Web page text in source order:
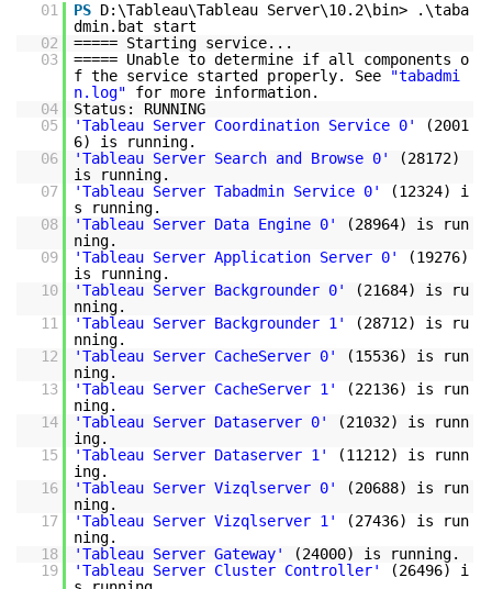
01 PS D:\Tableau\Tableau Server\10.2\bin> .\taba
dmin.bat start
02
===== Starting service...
03
===== Unable to determine if all components o
f the service started properly. See
"tabadmi
n.log"
for more information.
04
Status: RUNNING
05
'Tableau Server Coordination Service 0'
(2001
6) is running.
06
'Tableau Server Search and Browse 0'
(28172)
is running.
07
'Tableau Server Tabadmin Service 0'
(12324) i
s running.
08
'Tableau Server Data Engine 0'
(28964) is run
ning.
09
'Tableau Server Application Server 0'
(19276)
is running.
10
'Tableau Server Backgrounder 0'
(21684) is ru
nning.
11
'Tableau Server Backgrounder 1'
(28712) is ru
nning.
12
'Tableau Server CacheServer 0'
(15536) is run
ning.
13
'Tableau Server CacheServer 1'
(22136) is run
ning.
14
'Tableau Server Dataserver 0'
(21032) is runn
ing.
15
'Tableau Server Dataserver 1'
(11212) is runn
ing.
16
'Tableau Server Vizqlserver 0'
(20688) is run
ning.
17
'Tableau Server Vizqlserver 1'
(27436) is run
ning.
18
'Tableau Server Gateway'
(24000) is running.
19
'Tableau Server Cluster Controller'
(26496) i